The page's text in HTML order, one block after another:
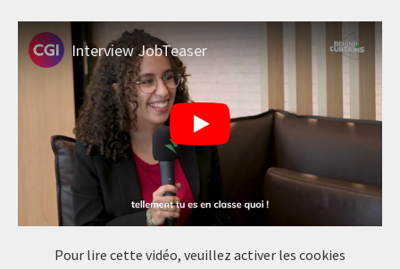
Interview JobTeaser
Pour lire cette vidéo, veuillez activer les cookies